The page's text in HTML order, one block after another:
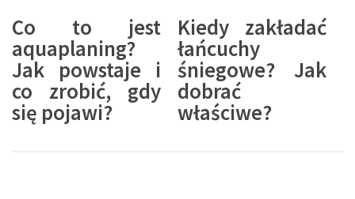
Co to jest
aquaplaning?
Jak powstaje i
co zrobić, gdy
się pojawi?
Kiedy zakładać
łańcuchy
śniegowe? Jak
dobrać
właściwe?